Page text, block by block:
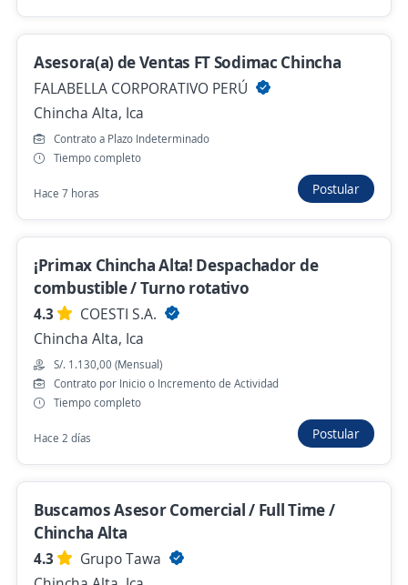
Ica, Ica
Ayer
Promotor de Ventas ¡Ingreso Inmediato!
Importante empresa del sector
Ayer
Ingreso inmediato! Promotor Samsung /
ventas de celulares y accesorios/ Mega
Plaza ICA
4,3
Grupo Tawa
Ayer
Anterior
Asesora(a) de Ventas FT Sodimac Chincha
FALABELLA CORPORATIVO PERÚ
Chincha Alta, Ica
Contrato a Plazo Indeterminado
Tiempo completo
Hace 7 horas Postular
¡Primax Chincha Alta! Despachador de
combustible / Turno rotativo
4.3
COESTI S.A.
Chincha Alta, Ica
S/. 1.130,00 (Mensual)
Contrato por Inicio o Incremento de Actividad
Tiempo completo
Hace 2 días Postular
Buscamos Asesor Comercial / Full Time /
Chincha Alta
4.3
Grupo Tawa